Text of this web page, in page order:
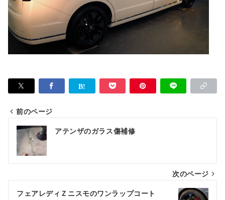
投
稿
ナ
ビ
ゲ
前のページ
アテンザのガラス傷補修
次のページ
フェアレディＺニスモのワンラップコート